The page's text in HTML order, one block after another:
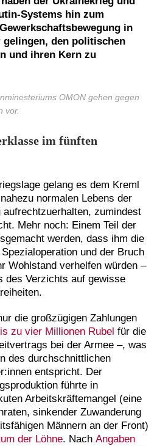
Systems hin zum
in
gelingen, den politischen
und ihren Kern zu
OMON gehen gegen
vor.
im fünften
gelang es dem Kreml
normalen Lebens der
zumindest
Mehr noch: Einem Teil der
werden, dass ihm die
und der Bruch
Wohlstand verhelfen würden –
des Verzichts auf gewisse
die großzügigen Zahlungen
zu vier Millionen Rubel für die
bei der Armee –, was
des durchschnittlichen
entspricht. Der
führte in
Arbeitskräftemangel (eine
sinkender Zuwanderung
Männern an der Front)
der Löhne. NachAngaben